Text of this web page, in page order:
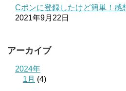
Cポンに登録したけど簡単！感
2021年9月22日
アーカイブ
2024年
1月 (4)